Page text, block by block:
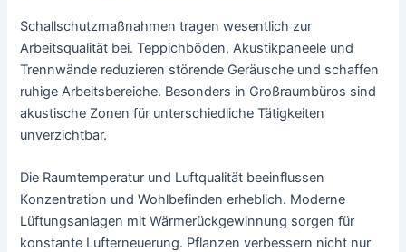
Schallschutzmaßnahmen tragen wesentlich zur
Arbeitsqualität bei. Teppichböden, Akustikpaneele und
Trennwände reduzieren störende Geräusche und schaffen
ruhige Arbeitsbereiche. Besonders in Großraumbüros sind
akustische Zonen für unterschiedliche Tätigkeiten
unverzichtbar.
Die Raumtemperatur und Luftqualität beeinflussen
Konzentration und Wohlbefinden erheblich. Moderne
Lüftungsanlagen mit Wärmerückgewinnung sorgen für
konstante Lufterneuerung. Pflanzen verbessern nicht nur